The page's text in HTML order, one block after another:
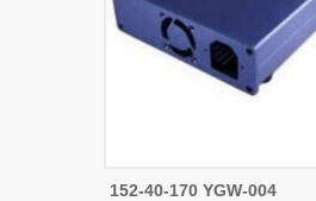
152-40-170 YGW-004